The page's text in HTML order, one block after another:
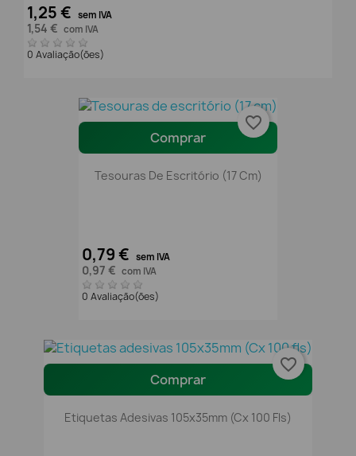
1,25 € sem IVA
1,54 € com IVA
0 Avaliação(ões)
Comprar
Tesouras De Escritório (17 Cm)
0,79 € sem IVA
0,97 € com IVA
0 Avaliação(ões)
favorite_border
Comprar
Etiquetas Adesivas 105x35mm (Cx 100 Fls)
favorite_border